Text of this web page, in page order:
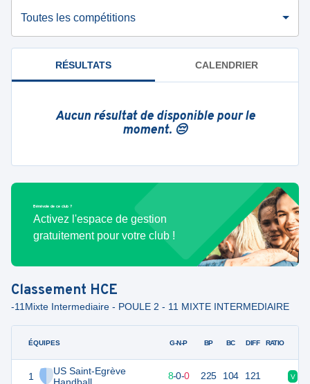
Toutes les compétitions
RÉSULTATS CALENDRIER
Aucun résultat de disponible pour le
moment. 😔
Bénévole de ce club ?
Activez l'espace de gestion
gratuitement pour votre club !
Classement HCE
-11Mixte Intermediaire - POULE 2 - 11 MIXTE INTERMEDIAIRE
ÉQUIPES
1
US Saint-Egrève
G-N-P BP BC DIFF RATIO
24 8-0-0 225 104 121 V